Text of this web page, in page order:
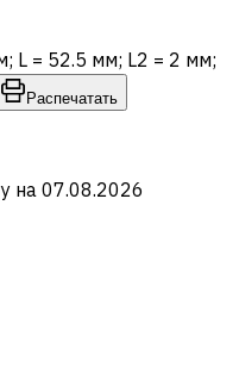
L = 52.5 мм; L2 = 2 мм;
Распечатать
на 07.08.2026